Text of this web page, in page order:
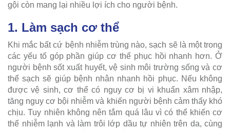
gội còn mang lại nhiều lợi ích cho người bệnh.
1. Làm sạch cơ thể
Khi mắc bất cứ bệnh nhiễm trùng nào, sạch sẽ là một trong
các yếu tố góp phần giúp cơ thể phục hồi nhanh hơn. Ở
người bệnh sốt xuất huyết, vệ sinh môi trường sống và cơ
thể sạch sẽ giúp bệnh nhân nhanh hồi phục. Nếu không
được vệ sinh, cơ thể có nguy cơ bị vi khuẩn xâm nhập,
tăng nguy cơ bội nhiễm và khiến người bệnh cảm thấy khó
chịu. Tuy nhiên không nên tắm quá lâu vì có thể khiến cơ
thể nhiễm lạnh và làm trôi lớp dầu tự nhiên trên da, cùng